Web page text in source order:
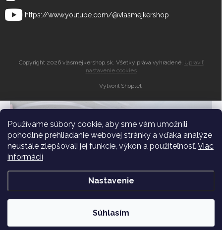
Používame súbory cookie, aby sme vám umožnili
pohodlné prehliadanie webovej stránky a vďaka analýze
neustále zlepšovali jej funkcie, výkon a použiteľnosť. Viac
informácií
Nastavenie
Súhlasím
https://www.youtube.com/@vlasmejkershop
Vytvoril Shoptet
Copyright 2026 vlasmejkershop.sk. Všetky práva vyhradené. Upraviť
nastavenie cookies
Zľava 10% dokošíka
Dostávajte pravidelné novinky a zľavy medzi